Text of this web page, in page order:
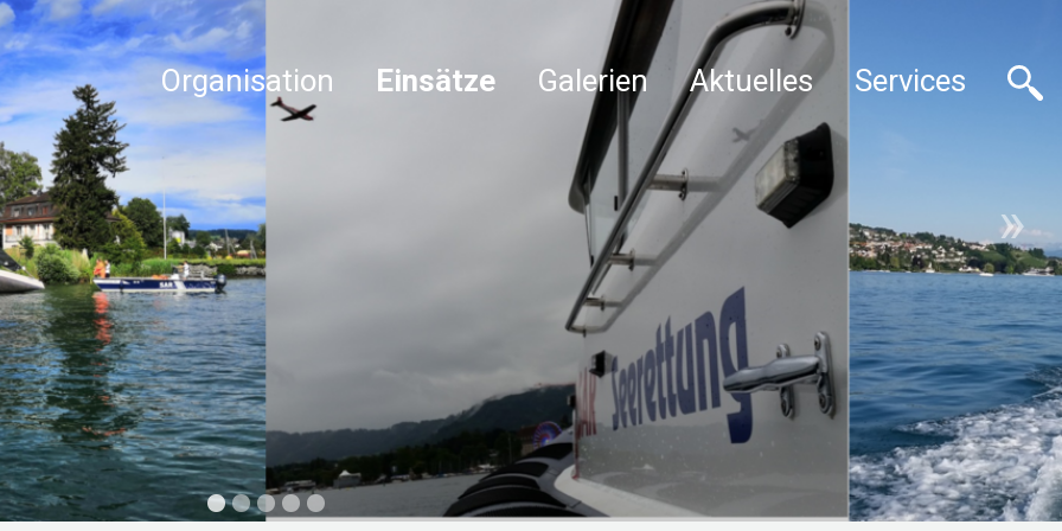
Organisation Einsätze Galerien Aktuelles Services
»